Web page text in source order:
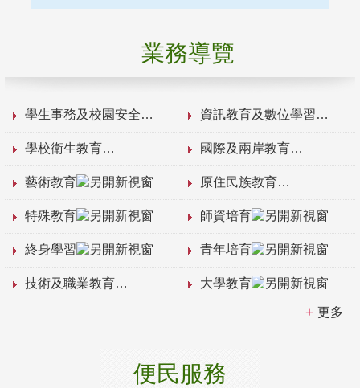
業務導覽
學生事務及校園安全 資訊教育及數位學習
學校衛生教育 國際及兩岸教育
藝術教育 原住民族教育
特殊教育 師資培育
終身學習 青年培育
技術及職業教育 大學教育
更多
便民服務